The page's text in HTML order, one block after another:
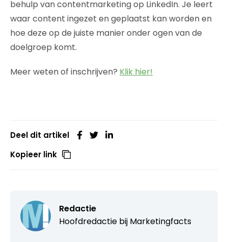
behulp van contentmarketing op LinkedIn. Je leert
waar content ingezet en geplaatst kan worden en
hoe deze op de juiste manier onder ogen van de
doelgroep komt.
Meer weten of inschrijven? Klik hier!
Deel dit artikel
Kopieer link
Redactie
Hoofdredactie bij Marketingfacts